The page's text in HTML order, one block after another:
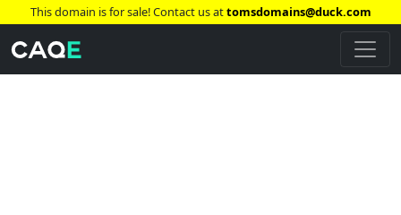
This domain is for sale! Contact us attomsdomains@duck.com